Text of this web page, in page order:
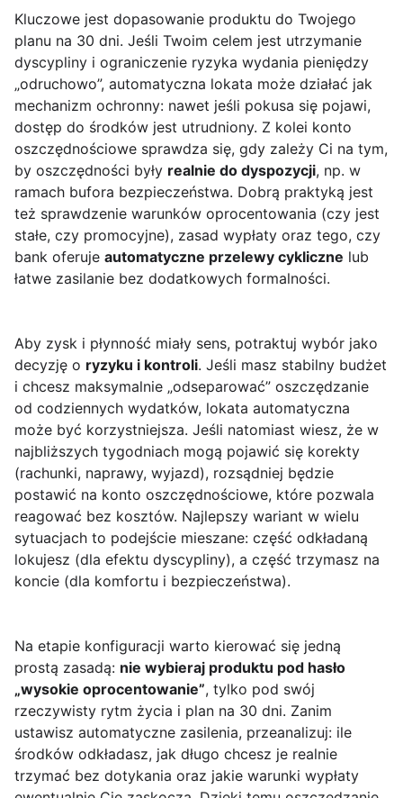
Kluczowe jest dopasowanie produktu do Twojego
planu na 30 dni. Jeśli Twoim celem jest utrzymanie
dyscypliny i ograniczenie ryzyka wydania pieniędzy
„odruchowo”, automatyczna lokata może działać jak
mechanizm ochronny: nawet jeśli pokusa się pojawi,
dostęp do środków jest utrudniony. Z kolei konto
oszczędnościowe sprawdza się, gdy zależy Ci na tym,
by oszczędności były realnie do dyspozycji, np. w
ramach bufora bezpieczeństwa. Dobrą praktyką jest
też sprawdzenie warunków oprocentowania (czy jest
stałe, czy promocyjne), zasad wypłaty oraz tego, czy
bank oferuje automatyczne przelewy cykliczne lub
łatwe zasilanie bez dodatkowych formalności.
Aby zysk i płynność miały sens, potraktuj wybór jako
decyzję o ryzyku i kontroli. Jeśli masz stabilny budżet
i chcesz maksymalnie „odseparować” oszczędzanie
od codziennych wydatków, lokata automatyczna
może być korzystniejsza. Jeśli natomiast wiesz, że w
najbliższych tygodniach mogą pojawić się korekty
(rachunki, naprawy, wyjazd), rozsądniej będzie
postawić na konto oszczędnościowe, które pozwala
reagować bez kosztów. Najlepszy wariant w wielu
sytuacjach to podejście mieszane: część odkładaną
lokujesz (dla efektu dyscypliny), a część trzymasz na
koncie (dla komfortu i bezpieczeństwa).
Na etapie konfiguracji warto kierować się jedną
prostą zasadą: nie wybieraj produktu pod hasło
„wysokie oprocentowanie”, tylko pod swój
rzeczywisty rytm życia i plan na 30 dni. Zanim
ustawisz automatyczne zasilenia, przeanalizuj: ile
środków odkładasz, jak długo chcesz je realnie
trzymać bez dotykania oraz jakie warunki wypłaty